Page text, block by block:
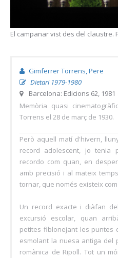
El campanar vist des del claustre.
Gimferrer Torrens, Pere
Dietari 1979-1980
Barcelona: Edicions 62, 1981
Memòria quasi
Torrens el 28 de març de 1930.
Però aquell matí d'hivern,
record adolescent, jo tenia
recordo com quan, en
amb precisió i al mateix
tornar, que només existeix
Un record exacte i diàfan
excursió escolar, quan
petites fiblonejant les puntes
esmolant la nuesa antiga del
romànica de Ripoll. Tot un